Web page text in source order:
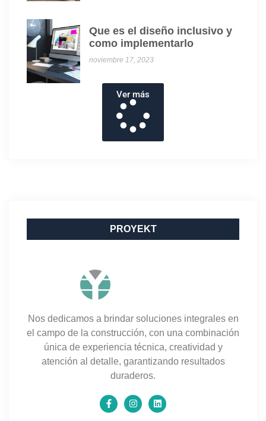
Que es el diseño inclusivo y
como implementarlo
noviembre 17, 2023
Ver más
PROYEKT
Nos dedicamos a brindar soluciones integrales en
el campo de la construcción, con una combinación
única de experiencia técnica, creatividad y
atención al detalle, garantizando resultados
duraderos.